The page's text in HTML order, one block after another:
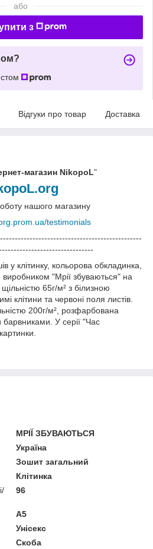
або
з
Відгуки про товар Доставка
магазин NikopoL"
нашого магазину
testimonials
у клітинку, кольорова обкладинка,
виробником "Мрії збуваються" на
65г/м² з білизною
клітини та червоні поля листів.
200г/м², розфарбована
У серії "Час
МРІЇ ЗБУВАЮТЬСЯ
Україна
Зошит загальний
Клітинка
96
A5
Унісекс
Скоба